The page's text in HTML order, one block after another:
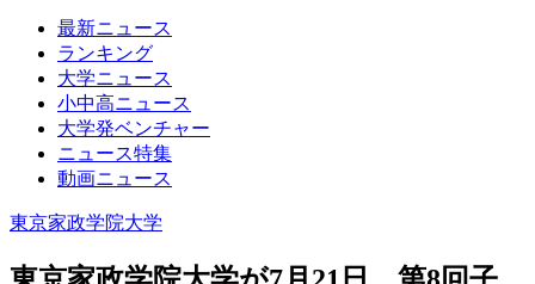
最新ニュース
ランキング
大学ニュース
小中高ニュース
大学発ベンチャー
ニュース特集
動画ニュース
東京家政学院大学